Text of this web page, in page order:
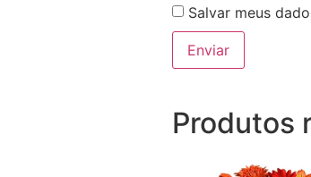
Salvar meus
Produtos